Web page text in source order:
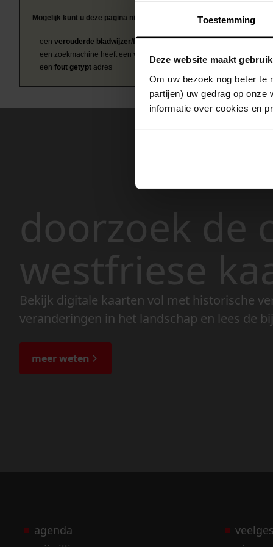
Toestemming
Deze website maakt
Om uw bezoek nog beter te
partijen) uw gedrag op
informatie over cookies en
Mogelijk kunt u deze pagina niet bezoeken door:
een verouderde bladwijzer/favoriet
een zoekmachine heeft een verouderde lijst van de website
een fout getypt adres
doorzoek de
westfriese
Bekijk digitale kaarten vol met historische
veranderingen in het landschap en lees de
meer weten
agenda